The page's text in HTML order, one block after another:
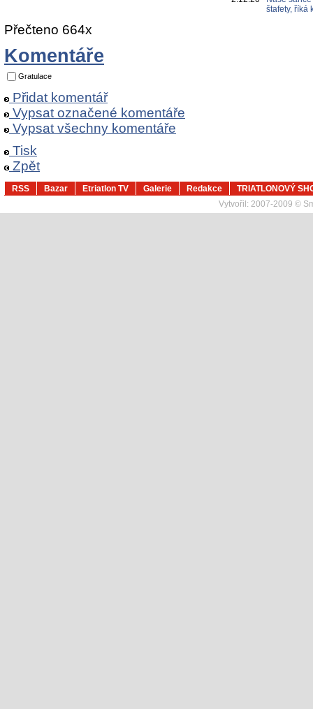
štafety, říká
Přečteno 664x
Komentáře
Gratulace
Přidat komentář
Vypsat označené komentáře
Vypsat všechny komentáře
Tisk
Zpět
RSS Bazar Etriatlon TV Galerie Redakce
TRIATLONOVÝ
Vytvořil: 2007-2009 ©